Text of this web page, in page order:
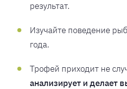
результат.
Изучайте поведение
года.
Трофей приходит не
анализирует и делает